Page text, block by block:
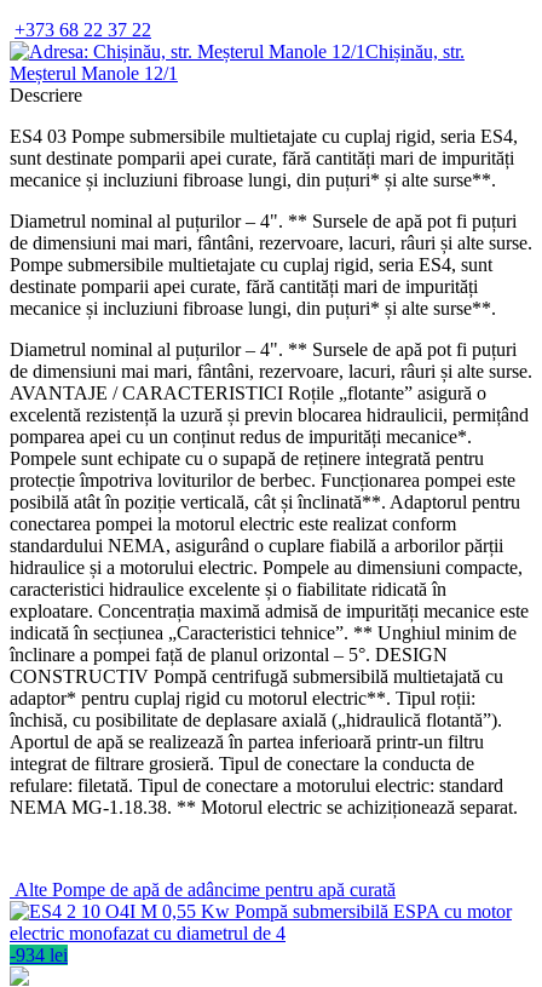
+373 68 22 37 22
Chișinău, str.
Meșterul Manole 12/1
Descriere
ES4 03 Pompe submersibile multietajate cu cuplaj rigid, seria ES4,
sunt destinate pomparii apei curate, fără cantități mari de impurități
mecanice și incluziuni fibroase lungi, din puțuri* și alte surse**.
Diametrul nominal al puțurilor – 4". ** Sursele de apă pot fi puțuri
de dimensiuni mai mari, fântâni, rezervoare, lacuri, râuri și alte surse.
Pompe submersibile multietajate cu cuplaj rigid, seria ES4, sunt
destinate pomparii apei curate, fără cantități mari de impurități
mecanice și incluziuni fibroase lungi, din puțuri* și alte surse**.
Diametrul nominal al puțurilor – 4". ** Sursele de apă pot fi puțuri
de dimensiuni mai mari, fântâni, rezervoare, lacuri, râuri și alte surse.
AVANTAJE / CARACTERISTICI Roțile „flotante” asigură o
excelentă rezistență la uzură și previn blocarea hidraulicii, permițând
pomparea apei cu un conținut redus de impurități mecanice*.
Pompele sunt echipate cu o supapă de reținere integrată pentru
protecție împotriva loviturilor de berbec. Funcționarea pompei este
posibilă atât în poziție verticală, cât și înclinată**. Adaptorul pentru
conectarea pompei la motorul electric este realizat conform
standardului NEMA, asigurând o cuplare fiabilă a arborilor părții
hidraulice și a motorului electric. Pompele au dimensiuni compacte,
caracteristici hidraulice excelente și o fiabilitate ridicată în
exploatare. Concentrația maximă admisă de impurități mecanice este
indicată în secțiunea „Caracteristici tehnice”. ** Unghiul minim de
înclinare a pompei față de planul orizontal – 5°. DESIGN
CONSTRUCTIV Pompă centrifugă submersibilă multietajată cu
adaptor* pentru cuplaj rigid cu motorul electric**. Tipul roții:
închisă, cu posibilitate de deplasare axială („hidraulică flotantă”).
Aportul de apă se realizează în partea inferioară printr-un filtru
integrat de filtrare grosieră. Tipul de conectare la conducta de
refulare: filetată. Tipul de conectare a motorului electric: standard
NEMA MG-1.18.38. ** Motorul electric se achiziționează separat.
Alte Pompe de apă de adâncime pentru apă curată
-934 lei